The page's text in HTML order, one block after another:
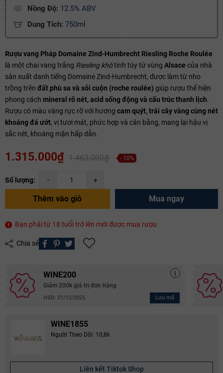
Nồng Độ: 12.5% ABV
Dung Tích: 750ml
Rượu vang Pháp Domaine Zind-Humbrecht Riesling Roche Roulée
là một chai vang trắng Riesling khôtinh túy từ vùng Alsace của nhà
sản xuất danh tiếng Domaine Zind-Humbrecht, được làm từ nho
trồng trên đất phù sa và sỏi cuộn (roche roulée) giúp rượu thể hiện
phong cách mineral rõ nét, acid sống động và cấu trúc thanh lịch.
Rượu có màu vàng rực rỡ với hương cam quýt, trái cây vàng cùng nét
khoáng đá ướt, vị tươi mát, phức hợp và cân bằng, mang lại hậu vị
sắc nét, khoáng mặn hấp dẫn.
1.315.000₫ 1.463.000₫ - 10%
Số lượng: - +
Thêm vào giỏ Mua ngay
Bạn phải từ 18 tuổi trở lên mới được mua rượu
Chia sẻ
WINE200
Giảm 200k giá trị đơn hàng
HSD: 31/12/2025 Lưu mã
WINE1855
Người Theo Dõi: 10,8k
Liên kết Tiktok Shop